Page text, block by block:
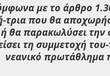
με το άρθρο
τρια που θα
θα παρακωλύσει την
τη συμμετοχή
πρωτάθλημα